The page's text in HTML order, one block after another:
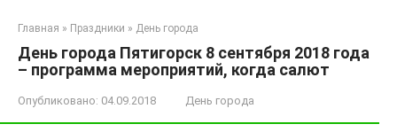
Главная » Праздники » День города
День города Пятигорск 8 сентября 2018 года
– программа мероприятий, когда салют
Опубликовано: 04.09.2018 День города